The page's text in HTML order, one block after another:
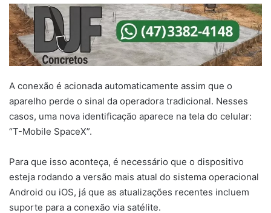
A conexão é acionada automaticamente assim que o
aparelho perde o sinal da operadora tradicional. Nesses
casos, uma nova identificação aparece na tela do celular:
“T-Mobile SpaceX”.
Para que isso aconteça, é necessário que o dispositivo
esteja rodando a versão mais atual do sistema operacional
Android ou iOS, já que as atualizações recentes incluem
suporte para a conexão via satélite.